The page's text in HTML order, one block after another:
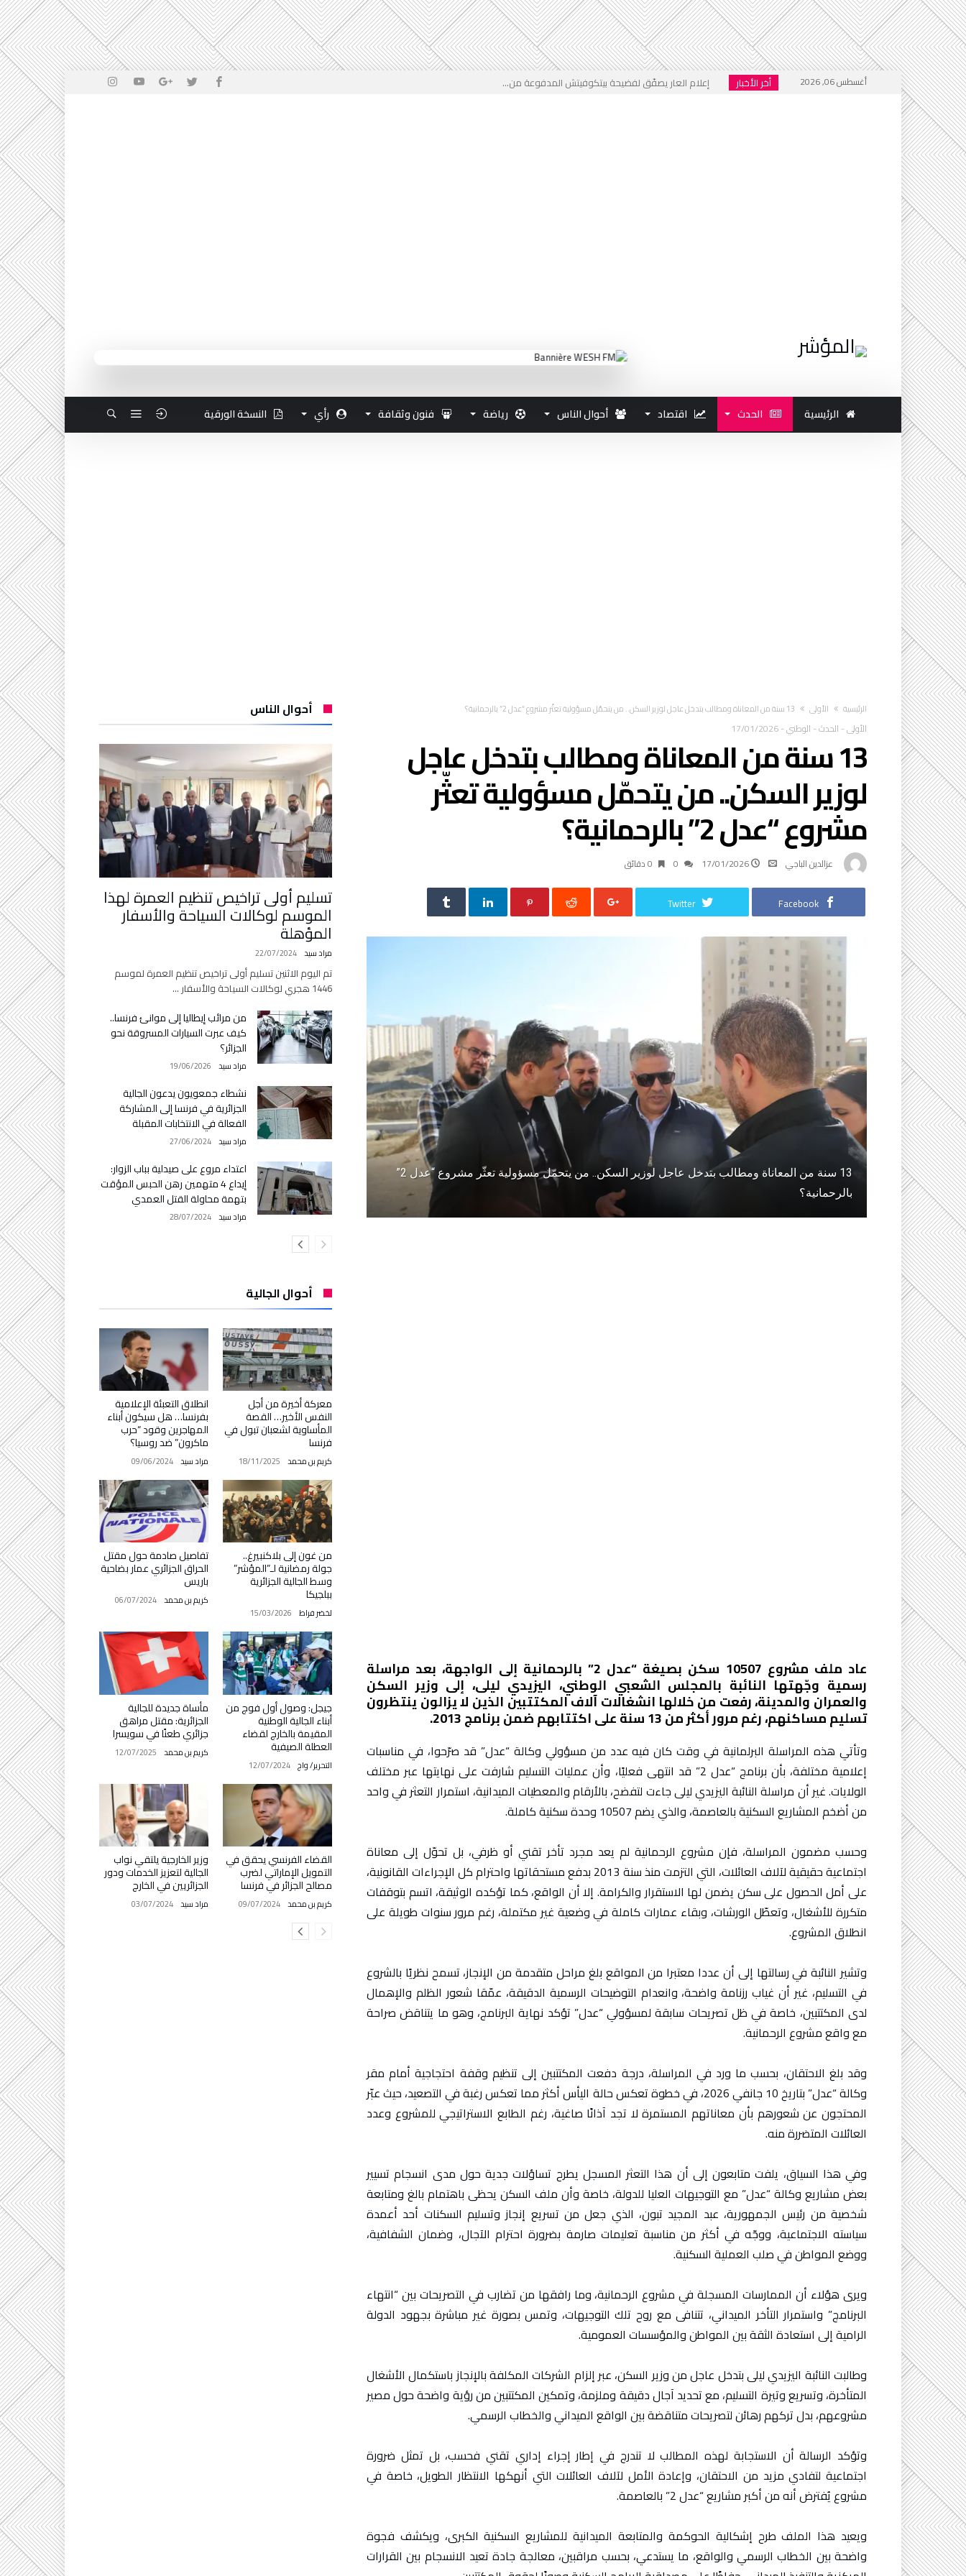
أغسطس 06, 2026 أخر الأخبار إعلام العار يصفّق لفضيحة بيتكوفيتش المدفوعة من...
الرئيسية الحدث اقتصاد أحوال الناس رياضة فنون وثقافة رأي النسخة الورقية
‫الرئيسية‬ الأولى 13 سنة من المعاناة ومطالب بتدخل عاجل لوزير السكن.. من يتحمّل مسؤولية تعثّر مشروع “عدل 2” بالرحمانية؟
الأولى- الحدث- الوطني-
17/01/2026
13 سنة من المعاناة ومطالب بتدخل عاجل
لوزير السكن.. من يتحمّل مسؤولية تعثّر
مشروع “عدل 2” بالرحمانية؟
عزالدين الباجي 17/01/2026 0 ‫دقائق‬
Facebook
Twitter
13 سنة من المعاناة ومطالب بتدخل عاجل لوزير السكن.. من يتحمّل مسؤولية تعثّر مشروع “عدل 2”
بالرحمانية؟
عاد ملف مشروع 10507 سكن بصيغة “عدل 2” بالرحمانية إلى الواجهة، بعد مراسلة
رسمية وجّهتها النائبة بالمجلس الشعبي الوطني، اليزيدي ليلى، إلى وزير السكن
والعمران والمدينة، رفعت من خلالها انشغالات آلاف المكتتبين الذين لا يزالون ينتظرون
تسليم مساكنهم، رغم مرور أكثر من 13 سنة على اكتتابهم ضمن برنامج 2013.
وتأتي هذه المراسلة البرلمانية في وقت كان فيه عدد من مسؤولي وكالة “عدل” قد صرّحوا، في مناسبات
إعلامية مختلفة، بأن برنامج “عدل 2” قد انتهى فعليًا، وأن عمليات التسليم شارفت على نهايتها عبر مختلف
الولايات. غير أن مراسلة النائبة اليزيدي ليلى جاءت لتفضح، بالأرقام والمعطيات الميدانية، استمرار التعثر في واحد
من أضخم المشاريع السكنية بالعاصمة، والذي يضم 10507 وحدة سكنية كاملة.
وحسب مضمون المراسلة، فإن مشروع الرحمانية لم يعد مجرد تأخر تقني أو ظرفي، بل تحوّل إلى معاناة
اجتماعية حقيقية لآلاف العائلات، التي التزمت منذ سنة 2013 بدفع مستحقاتها واحترام كل الإجراءات القانونية،
على أمل الحصول على سكن يضمن لها الاستقرار والكرامة. إلا أن الواقع، كما تؤكده الوثيقة، اتسم بتوقفات
متكررة للأشغال، وتعطّل الورشات، وبقاء عمارات كاملة في وضعية غير مكتملة، رغم مرور سنوات طويلة على
انطلاق المشروع.
وتشير النائبة في رسالتها إلى أن عددا معتبرا من المواقع بلغ مراحل متقدمة من الإنجاز، تسمح نظريًا بالشروع
في التسليم، غير أن غياب رزنامة واضحة، وانعدام التوضيحات الرسمية الدقيقة، عمّقا شعور الظلم والإهمال
لدى المكتتبين، خاصة في ظل تصريحات سابقة لمسؤولي “عدل” تؤكد نهاية البرنامج، وهو ما يتناقض صراحة
مع واقع مشروع الرحمانية.
وقد بلغ الاحتقان، بحسب ما ورد في المراسلة، درجة دفعت المكتتبين إلى تنظيم وقفة احتجاجية أمام مقر
وكالة “عدل” بتاريخ 10 جانفي 2026، في خطوة تعكس حالة اليأس أكثر مما تعكس رغبة في التصعيد، حيث عبّر
المحتجون عن شعورهم بأن معاناتهم المستمرة لا تجد آذانًا صاغية، رغم الطابع الاستراتيجي للمشروع وعدد
العائلات المتضررة منه.
وفي هذا السياق، يلفت متابعون إلى أن هذا التعثر المسجل يطرح تساؤلات جدية حول مدى انسجام تسيير
بعض مشاريع وكالة “عدل” مع التوجيهات العليا للدولة، خاصة وأن ملف السكن يحظى باهتمام بالغ ومتابعة
شخصية من رئيس الجمهورية، عبد المجيد تبون، الذي جعل من تسريع إنجاز وتسليم السكنات أحد أعمدة
سياسته الاجتماعية، ووجّه في أكثر من مناسبة تعليمات صارمة بضرورة احترام الآجال، وضمان الشفافية،
ووضع المواطن في صلب العملية السكنية.
ويرى هؤلاء أن الممارسات المسجلة في مشروع الرحمانية، وما رافقها من تضارب في التصريحات بين “انتهاء
البرنامج” واستمرار التأخر الميداني، تتنافى مع روح تلك التوجيهات، وتمس بصورة غير مباشرة بجهود الدولة
الرامية إلى استعادة الثقة بين المواطن والمؤسسات العمومية.
وطالبت النائبة اليزيدي ليلى بتدخل عاجل من وزير السكن، عبر إلزام الشركات المكلفة بالإنجاز باستكمال الأشغال
المتأخرة، وتسريع وتيرة التسليم، مع تحديد آجال دقيقة وملزمة، وتمكين المكتتبين من رؤية واضحة حول مصير
مشروعهم، بدل تركهم رهائن لتصريحات متناقضة بين الواقع الميداني والخطاب الرسمي.
وتؤكد الرسالة أن الاستجابة لهذه المطالب لا تندرج في إطار إجراء إداري تقني فحسب، بل تمثل ضرورة
اجتماعية لتفادي مزيد من الاحتقان، وإعادة الأمل لآلاف العائلات التي أنهكها الانتظار الطويل، خاصة في
مشروع يُفترض أنه من أكبر مشاريع “عدل 2” بالعاصمة.
ويعيد هذا الملف طرح إشكالية الحوكمة والمتابعة الميدانية للمشاريع السكنية الكبرى، ويكشف فجوة
واضحة بين الخطاب الرسمي والواقع، ما يستدعي، بحسب مراقبين، معالجة جادة تعيد الانسجام بين القرارات
أحوال الناس
تسليم أولى تراخيص تنظيم العمرة لهذا
الموسم لوكالات السياحة والأسفار
المؤهلة
مراد سيد 22/07/2024
تم اليوم الاثنين تسليم أولى تراخيص تنظيم العمرة لموسم
1446 هجري لوكالات السياحة والأسفار …
من مرائب إيطاليا إلى موانئ فرنسا..
كيف عبرت السيارات المسروقة نحو
الجزائر؟
مراد سيد 19/06/2026
نشطاء جمعويون يدعون الجالية
الجزائرية في فرنسا إلى المشاركة
الفعالة في الانتخابات المقبلة
مراد سيد 27/06/2024
اعتداء مروع على صيدلية بباب الزوار:
إيداع 4 متهمين رهن الحبس المؤقت
بتهمة محاولة القتل العمدي
مراد سيد 28/07/2024
أحوال الجالية
انطلاق التعبئة الإعلامية
بفرنسا… هل سيكون أبناء
المهاجرين وقود “حرب
ماكرون” ضد روسيا؟
مراد سيد 09/06/2024
معركة أخيرة من أجل
النفس الأخير… القصة
المأساوية لشعبان تبول في
فرنسا
كريم بن محمد 18/11/2025
تفاصيل صادمة حول مقتل
الحراق الجزائري عمار بضاحية
باريس
كريم بن محمد 06/07/2024
من غون إلى بلاكنبيرغ..
جولة رمضانية لـ”المؤشر”
وسط الجالية الجزائرية
ببلجيكا
لخضر فراط 15/03/2026
مأساة جديدة للجالية
الجزائرية: مقتل مراهق
جزائري طعنًا في سويسرا
كريم بن محمد 12/07/2025
جيجل: وصول أول فوج من
أبناء الجالية الوطنية
المقيمة بالخارج لقضاء
العطلة الصيفية
التحرير/ واج 12/07/2024
وزير الخارجية يلتقي نواب
الجالية لتعزيز الخدمات ودور
الجزائريين في الخارج
مراد سيد 03/07/2024
القضاء الفرنسي يحقق في
التمويل الإماراتي لضرب
مصالح الجزائر في فرنسا
كريم بن محمد 09/07/2024